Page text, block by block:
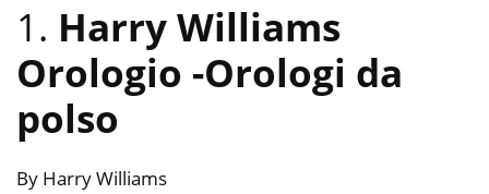
1. Harry Williams
Orologio -Orologi da
polso
By Harry Williams